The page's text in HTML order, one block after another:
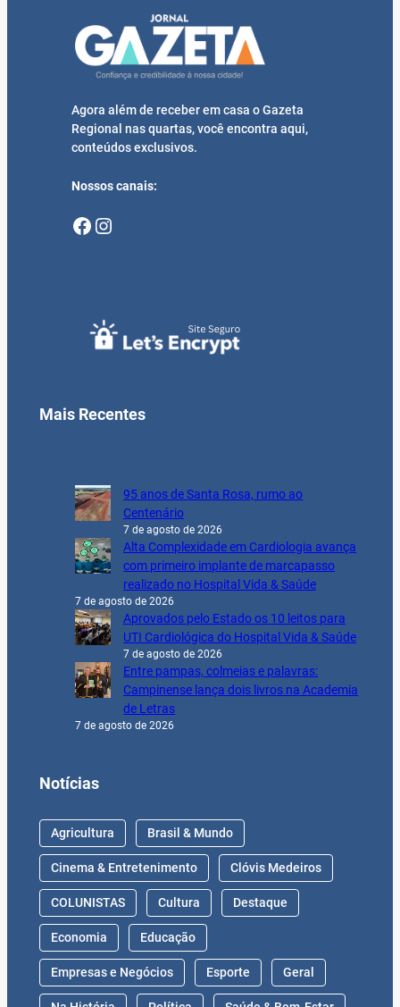
Agora além de receber em casa o Gazeta
Regional nas quartas, você encontra aqui,
conteúdos exclusivos.
Nossos canais:
Facebook Instagram
Mais Recentes
95 anos de Santa Rosa, rumo ao
Centenário
7 de agosto de 2026
Alta Complexidade em Cardiologia avança
com primeiro implante de marcapasso
realizado no Hospital Vida & Saúde
7 de agosto de 2026
Aprovados pelo Estado os 10 leitos para
UTI Cardiológica do Hospital Vida & Saúde
7 de agosto de 2026
Entre pampas, colmeias e palavras:
Campinense lança dois livros na Academia
de Letras
7 de agosto de 2026
Notícias
Agricultura Brasil & Mundo
Cinema & Entretenimento Clóvis Medeiros
COLUNISTAS Cultura Destaque
Economia Educação
Empresas e Negócios Esporte Geral